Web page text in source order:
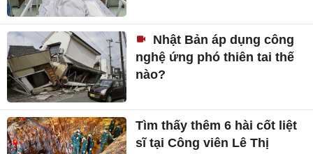
Nhật Bản áp dụng công
nghệ ứng phó thiên tai thế
nào?
Tìm thấy thêm 6 hài cốt liệt
sĩ tại Công viên Lê Thị